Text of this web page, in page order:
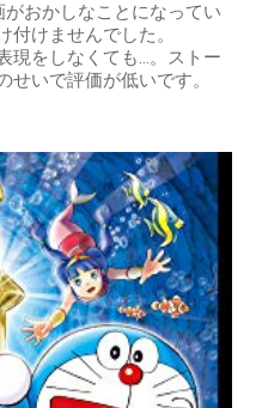
おかしなことになってい
付けませんでした。
現をしなくても…。ストー
せいで評価が低いです。